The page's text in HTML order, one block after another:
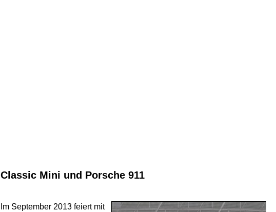
Classic Mini und Porsche 911
Im September 2013 feiert mit